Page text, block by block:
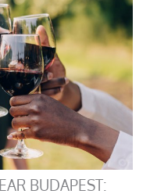
BUDAPEST: